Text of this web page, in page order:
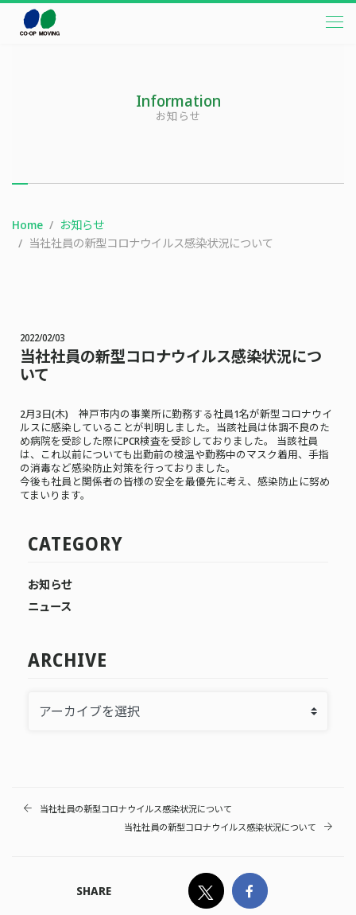
メ
本文までスキップする
Information
お知らせ
Home
お知らせ
当社社員の新型コロナウイルス感染状況について
2022/02/03
当社社員の新型コロナウイルス感染状況につ
いて
2月3日(木) 神戸市内の事業所に勤務する社員1名が新型コロナウイ
ルスに感染していることが判明しました。当該社員は体調不良のた
め病院を受診した際にPCR検査を受診しておりました。 当該社員
は、これ以前についても出勤前の検温や勤務中のマスク着用、手指
の消毒など感染防止対策を行っておりました。
今後も社員と関係者の皆様の安全を最優先に考え、感染防止に努め
てまいります。
CATEGORY
お知らせ
ニュース
ARCHIVE
当社社員の新型コロナウイルス感染状況について
当社社員の新型コロナウイルス感染状況について
SHARE